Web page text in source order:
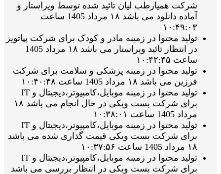
شرکت همیارطب لیان تائید شده توسط ویراستار و
آماده دانلود می باشد ۱۸ مرداد 1405 ساعت
۱۰:۴۹:۰۳
تولید محتوا در زمینه مادر و کودک برای شرکت پپاتویز
در انتظار تائید ویراستار می باشد ۱۸ مرداد 1405
ساعت ۱۰:۴۲:۴۵
تولید محتوا در زمینه پزشکی و سلامت برای شرکت
فرزین می باشد ۱۸ مرداد 1405 ساعت ۱۰:۴۰:۴۸
تولید محتوا در زمینه موبایل،کامپیوتر،دیجیتال و IT
برای شرکت بست ویکی در حال انجام می باشد ۱۸
مرداد 1405 ساعت ۱۰:۳۸:۰۱
تولید محتوا در زمینه موبایل،کامپیوتر،دیجیتال و IT
برای شرکت بست ویکی قیمت گذاری شده می باشد
۱۸ مرداد 1405 ساعت ۱۰:۳۷:۵۶
تولید محتوا در زمینه موبایل،کامپیوتر،دیجیتال و IT
برای شرکت بست ویکی در انتظار بررسی می باشد